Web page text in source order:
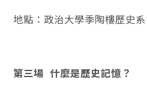
地點：政治大學季陶樓歷史系
第三場 什麼是歷史記憶？